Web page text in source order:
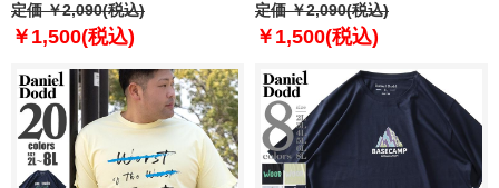
8色 azt-2502pt7 【t2501】
定価 ￥2,090(税込)
￥1,500(税込)
8色 azt-2502pt8
定価 ￥2,090(税込)
￥1,500(税込)